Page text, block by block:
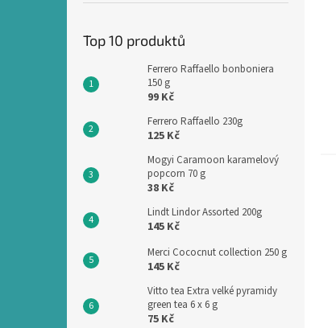
Top 10 produktů
Ferrero Raffaello bonboniera
150 g
99 Kč
Ferrero Raffaello 230g
125 Kč
Mogyi Caramoon karamelový
popcorn 70 g
38 Kč
Lindt Lindor Assorted 200g
145 Kč
Merci Cococnut collection 250 g
145 Kč
Vitto tea Extra velké pyramidy
green tea 6 x 6 g
75 Kč